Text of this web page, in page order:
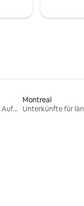
Unterkünfte für längere Aufenthalte
Montreal